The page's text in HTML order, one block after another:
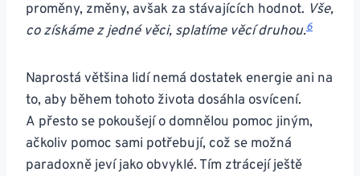
proměny, změny, avšak za stávajících hodnot. Vše,
co získáme z jedné věci, splatíme věcí druhou.6
Naprostá většina lidí nemá dostatek energie ani na
to, aby během tohoto života dosáhla osvícení.
A přesto se pokoušejí o domnělou pomoc jiným,
ačkoliv pomoc sami potřebují, což se možná
paradoxně jeví jako obvyklé. Tím ztrácejí ještě